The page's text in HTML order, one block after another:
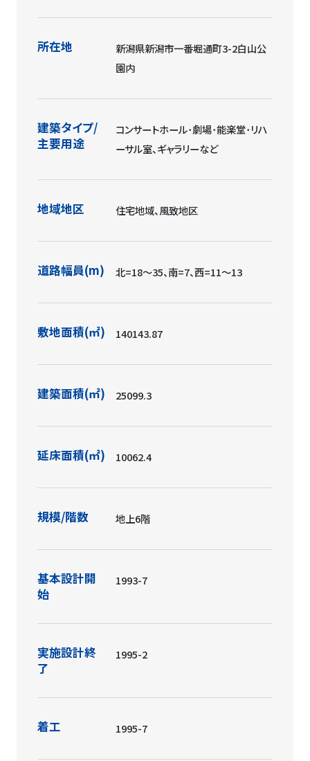
所在地
新潟県新潟市一番堀通町3-2白山公
園内
建築タイプ/
主要用途
コンサートホール･劇場･能楽堂･リハ
ーサル室、ギャラリーなど
地域地区 住宅地域、風致地区
道路幅員(m) 北=18〜35、南=7、西=11〜13
敷地面積(㎡) 140143.87
建築面積(㎡) 25099.3
延床面積(㎡) 10062.4
規模/階数 地上6階
基本設計開
始
1993-7
実施設計終
了
1995-2
着工 1995-7